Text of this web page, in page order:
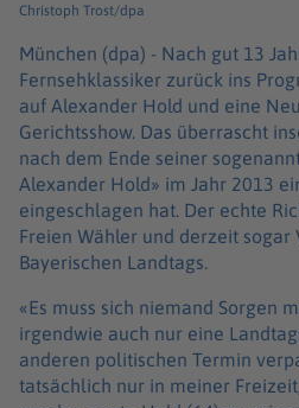
Christoph Trost/dpa
München (dpa) - Nach gut 13
Fernsehklassiker zurück ins
auf Alexander Hold und eine
Gerichtsshow. Das überrascht
nach dem Ende seiner
Alexander Hold» im Jahr 2013
eingeschlagen hat. Der echte
Freien Wähler und derzeit sogar
Bayerischen Landtags.
«Es muss sich niemand Sorgen
irgendwie auch nur eine
anderen politischen Termin
tatsächlich nur in meiner